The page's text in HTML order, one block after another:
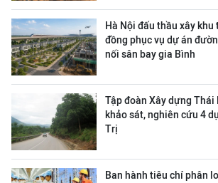
Hà Nội đấu thầu xây
đồng phục vụ dự án
nối sân bay gia Bình
Tập đoàn Xây dựng
khảo sát, nghiên cứu 4
Trị
Ban hành tiêu chí phân